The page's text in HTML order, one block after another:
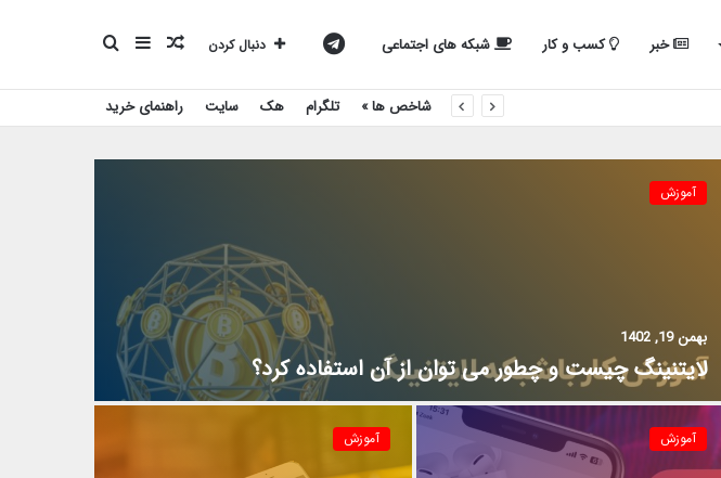
خبر کسب و کار شبکه های اجتماعی کانال
تلگرام
اسکریپت
جستجو
برای
سایدبارنوشته
تصادفی
دنبال کردن
شاخص ها » تلگرام هک سایت راهنمای خرید
آموزش
بهمن 19, 1402
لایتنینگ چیست و چطور می توان از آن استفاده کرد؟
آموزش آموزش